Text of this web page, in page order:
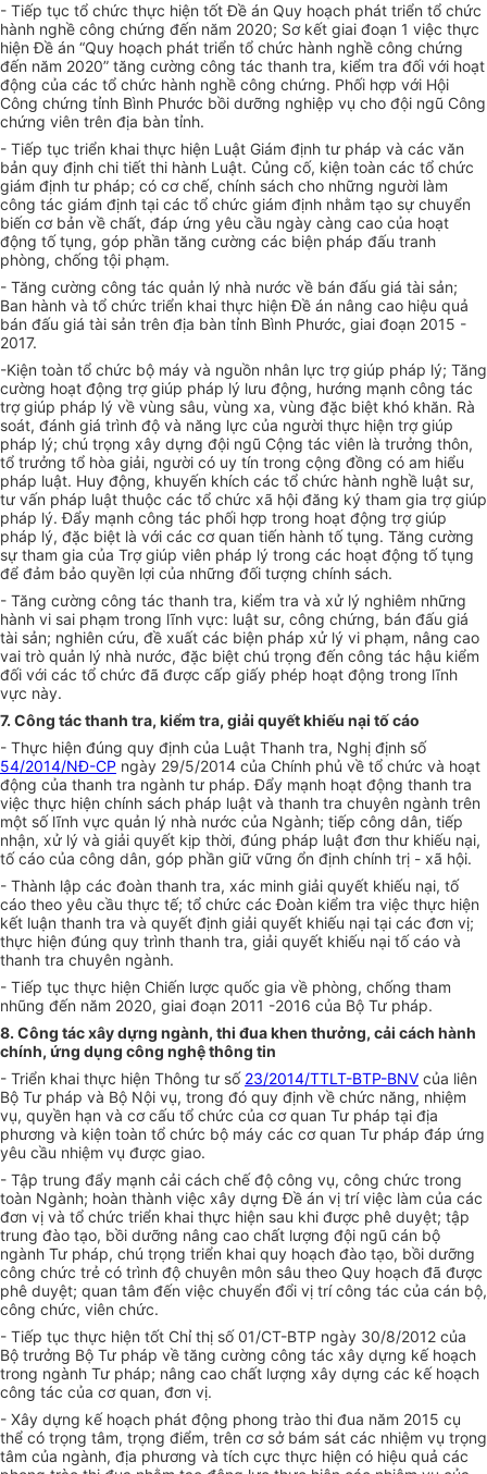
- Tiếp tục tổ chức thực hiện tốt Đề án Quy hoạch phát triển tổ chức
hành nghề công chứng đến năm 2020; Sơ kết giai đoạn 1 việc thực
hiện Đề án “Quy hoạch phát triển tổ chức hành nghề công chứng
đến năm 2020” tăng cường công tác thanh tra, kiểm tra đối với hoạt
động của các tổ chức hành nghề công chứng. Phối hợp với Hội
Công chứng tỉnh Bình Phước bồi dưỡng nghiệp vụ cho đội ngũ Công
chứng viên trên địa bàn tỉnh.
- Tiếp tục triển khai thực hiện Luật Giám định tư pháp và các văn
bản quy định chi tiết thi hành Luật. Củng cố, kiện toàn các tổ chức
giám định tư pháp; có cơ chế, chính sách cho những người làm
công tác giám định tại các tổ chức giám định nhằm tạo sự chuyển
biến cơ bản về chất, đáp ứng yêu cầu ngày càng cao của hoạt
động tố tụng, góp phần tăng cường các biện pháp đấu tranh
phòng, chống tội phạm.
- Tăng cường công tác quản lý nhà nước về bán đấu giá tài sản;
Ban hành và tổ chức triển khai thực hiện Đề án nâng cao hiệu quả
bán đấu giá tài sản trên địa bàn tỉnh Bình Phước, giai đoạn 2015 -
2017.
-Kiện toàn tổ chức bộ máy và nguồn nhân lực trợ giúp pháp lý; Tăng
cường hoạt động trợ giúp pháp lý lưu động, hướng mạnh công tác
trợ giúp pháp lý về vùng sâu, vùng xa, vùng đặc biệt khó khăn. Rà
soát, đánh giá trình độ và năng lực của người thực hiện trợ giúp
pháp lý; chú trọng xây dựng đội ngũ Cộng tác viên là trưởng thôn,
tổ trưởng tổ hòa giải, người có uy tín trong cộng đồng có am hiểu
pháp luật. Huy động, khuyến khích các tổ chức hành nghề luật sư,
tư vấn pháp luật thuộc các tổ chức xã hội đăng ký tham gia trợ giúp
pháp lý. Đẩy mạnh công tác phối hợp trong hoạt động trợ giúp
pháp lý, đặc biệt là với các cơ quan tiến hành tố tụng. Tăng cường
sự tham gia của Trợ giúp viên pháp lý trong các hoạt động tố tụng
để đảm bảo quyền lợi của những đối tượng chính sách.
- Tăng cường công tác thanh tra, kiểm tra và xử lý nghiêm những
hành vi sai phạm trong lĩnh vực: luật sư, công chứng, bán đấu giá
tài sản; nghiên cứu, đề xuất các biện pháp xử lý vi phạm, nâng cao
vai trò quản lý nhà nước, đặc biệt chú trọng đến công tác hậu kiểm
đối với các tổ chức đã được cấp giấy phép hoạt động trong lĩnh
vực này.
7. Công tác thanh tra, kiểm tra, giải quyết khiếu nại tố cáo
- Thực hiện đúng quy định của Luật Thanh tra, Nghị định số
54/2014/NĐ-CP ngày 29/5/2014 của Chính phủ về tổ chức và hoạt
động của thanh tra ngành tư pháp. Đẩy mạnh hoạt động thanh tra
việc thực hiện chính sách pháp luật và thanh tra chuyên ngành trên
một số lĩnh vực quản lý nhà nước của Ngành; tiếp công dân, tiếp
nhận, xử lý và giải quyết kịp thời, đúng pháp luật đơn thư khiếu nại,
tố cáo của công dân, góp phần giữ vững ổn định chính trị - xã hội.
- Thành lập các đoàn thanh tra, xác minh giải quyết khiếu nại, tố
cáo theo yêu cầu thực tế; tổ chức các Đoàn kiểm tra việc thực hiện
kết luận thanh tra và quyết định giải quyết khiếu nại tại các đơn vị;
thực hiện đúng quy trình thanh tra, giải quyết khiếu nại tố cáo và
thanh tra chuyên ngành.
- Tiếp tục thực hiện Chiến lược quốc gia về phòng, chống tham
nhũng đến năm 2020, giai đoạn 2011 -2016 của Bộ Tư pháp.
8. Công tác xây dựng ngành, thi đua khen thưởng, cải cách hành
chính, ứng dụng công nghệ thông tin
- Triển khai thực hiện Thông tư số 23/2014/TTLT-BTP-BNV của liên
Bộ Tư pháp và Bộ Nội vụ, trong đó quy định về chức năng, nhiệm
vụ, quyền hạn và cơ cấu tổ chức của cơ quan Tư pháp tại địa
phương và kiện toàn tổ chức bộ máy các cơ quan Tư pháp đáp ứng
yêu cầu nhiệm vụ được giao.
- Tập trung đẩy mạnh cải cách chế độ công vụ, công chức trong
toàn Ngành; hoàn thành việc xây dựng Đề án vị trí việc làm của các
đơn vị và tổ chức triển khai thực hiện sau khi được phê duyệt; tập
trung đào tạo, bồi dưỡng nâng cao chất lượng đội ngũ cán bộ
ngành Tư pháp, chú trọng triển khai quy hoạch đào tạo, bồi dưỡng
công chức trẻ có trình độ chuyên môn sâu theo Quy hoạch đã được
phê duyệt; quan tâm đến việc chuyển đổi vị trí công tác của cán bộ,
công chức, viên chức.
- Tiếp tục thực hiện tốt Chỉ thị số 01/CT-BTP ngày 30/8/2012 của
Bộ trưởng Bộ Tư pháp về tăng cường công tác xây dựng kế hoạch
trong ngành Tư pháp; nâng cao chất lượng xây dựng các kế hoạch
công tác của cơ quan, đơn vị.
- Xây dựng kế hoạch phát động phong trào thi đua năm 2015 cụ
thể có trọng tâm, trọng điểm, trên cơ sở bám sát các nhiệm vụ trọng
tâm của ngành, địa phương và tích cực thực hiện có hiệu quả các